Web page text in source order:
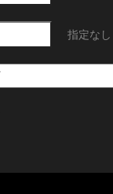
指定なし